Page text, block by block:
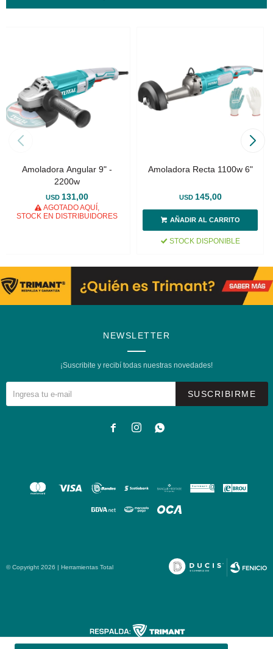
Amoladora Angular 9" -
2200w
USD 131,00
AGOTADO AQUÍ,
STOCK EN DISTRIBUIDORES
Amoladora Recta 1100w 6"
USD 145,00
STOCK DISPONIBLE
NEWSLETTER
¡Suscribite y recibí todas nuestras novedades!
SUSCRIBIRME
  
© Copyright 2026 | Herramientas Total